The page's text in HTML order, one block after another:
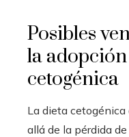
Posibles
la
cetogénica
La dieta
allá de la pérdida